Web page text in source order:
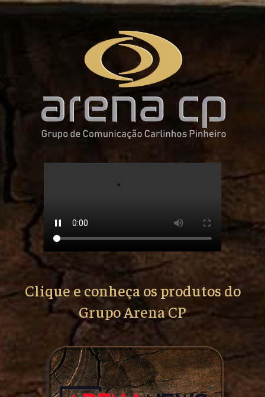
Clique e conheça os produtos do
Grupo Arena CP